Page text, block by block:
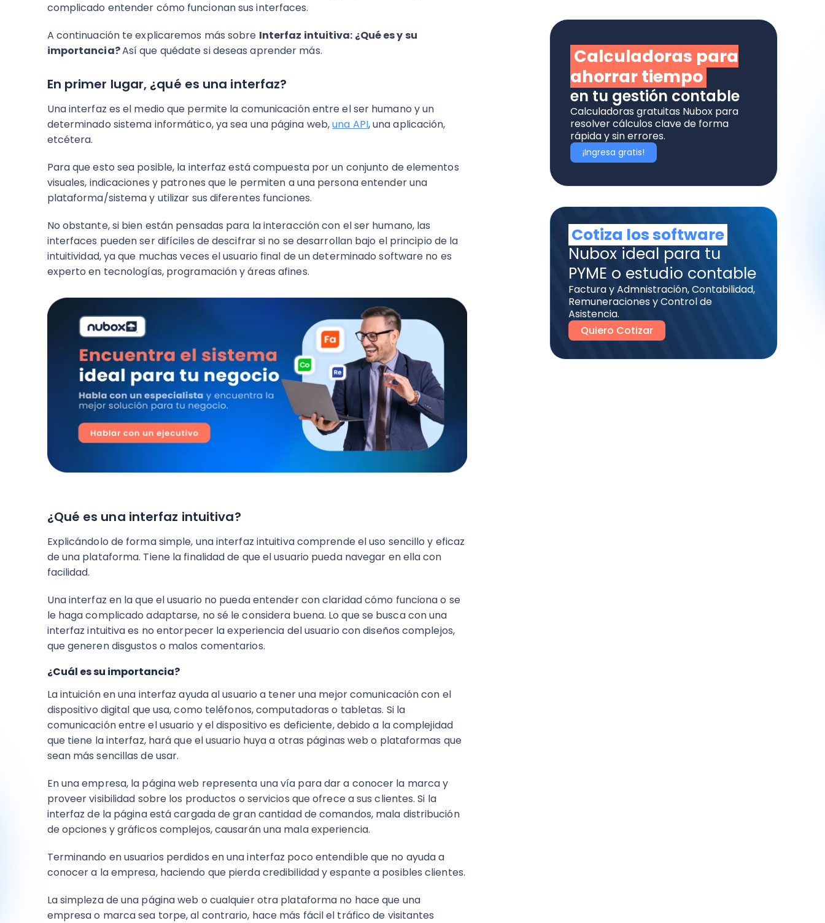
complicado entender cómo funcionan sus interfaces.
A continuación te explicaremos más sobre Interfaz intuitiva: ¿Qué es y su
importancia?Así que quédate si deseas aprender más.
En primer lugar, ¿qué es una interfaz?
Una interfaz es el medio que permite la comunicación entre el ser humano y un
determinado sistema informático, ya sea una página web,una API, una aplicación,
etcétera.
Para que esto sea posible, la interfaz está compuesta por un conjunto de elementos
visuales, indicaciones y patrones que le permiten a una persona entender una
plataforma/sistema y utilizar sus diferentes funciones.
No obstante, si bien están pensadas para la interacción con el ser humano, las
interfaces pueden ser difíciles de descifrar si no se desarrollan bajo el principio de la
intuitividad, ya que muchas veces el usuario final de un determinado software no es
experto en tecnologías, programación y áreas afines.
¿Qué es una interfaz intuitiva?
Explicándolo de forma simple, una interfaz intuitiva comprende el uso sencillo y eficaz
de una plataforma. Tiene la finalidad de que el usuario pueda navegar en ella con
facilidad.
Una interfaz en la que el usuario no pueda entender con claridad cómo funciona o se
le haga complicado adaptarse, no sé le considera buena. Lo que se busca con una
interfaz intuitiva es no entorpecer la experiencia del usuario con diseños complejos,
que generen disgustos o malos comentarios.
¿Cuál es su importancia?
La intuición en una interfaz ayuda al usuario a tener una mejor comunicación con el
dispositivo digital que usa, como teléfonos, computadoras o tabletas. Si la
comunicación entre el usuario y el dispositivo es deficiente, debido a la complejidad
que tiene la interfaz, hará que el usuario huya a otras páginas web o plataformas que
sean más sencillas de usar.
En una empresa, la página web representa una vía para dar a conocer la marca y
proveer visibilidad sobre los productos o servicios que ofrece a sus clientes. Si la
interfaz de la página está cargada de gran cantidad de comandos, mala distribución
de opciones y gráficos complejos, causarán una mala experiencia.
Terminando en usuarios perdidos en una interfaz poco entendible que no ayuda a
conocer a la empresa, haciendo que pierda credibilidad y espante a posibles clientes.
La simpleza de una página web o cualquier otra plataforma no hace que una
empresa o marca sea torpe, al contrario, hace más fácil el tráfico de visitantes
Calculadoras para
ahorrar tiempo
en tu gestión contable
Calculadoras gratuitas Nubox para
resolver cálculos clave de forma
rápida y sin errores.
¡Ingresa gratis!
Cotiza los software
Nubox ideal para tu
PYME o estudio contable
Factura y Admnistración, Contabilidad,
Remuneraciones y Control de
Asistencia.
Quiero Cotizar